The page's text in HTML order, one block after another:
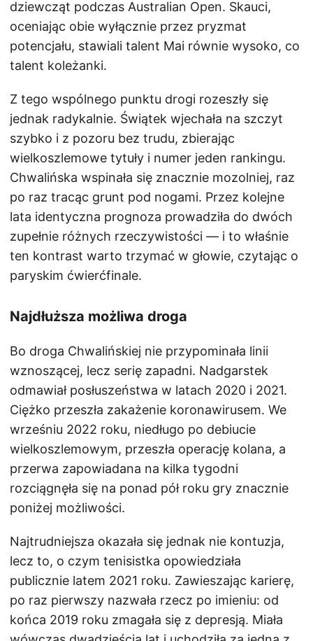
dziewcząt podczas Australian Open. Skauci,
oceniając obie wyłącznie przez pryzmat
potencjału, stawiali talent Mai równie wysoko, co
talent koleżanki.
Z tego wspólnego punktu drogi rozeszły się
jednak radykalnie. Świątek wjechała na szczyt
szybko i z pozoru bez trudu, zbierając
wielkoszlemowe tytuły i numer jeden rankingu.
Chwalińska wspinała się znacznie mozolniej, raz
po raz tracąc grunt pod nogami. Przez kolejne
lata identyczna prognoza prowadziła do dwóch
zupełnie różnych rzeczywistości — i to właśnie
ten kontrast warto trzymać w głowie, czytając o
paryskim ćwierćfinale.
Najdłuższa możliwa droga
Bo droga Chwalińskiej nie przypominała linii
wznoszącej, lecz serię zapadni. Nadgarstek
odmawiał posłuszeństwa w latach 2020 i 2021.
Ciężko przeszła zakażenie koronawirusem. We
wrześniu 2022 roku, niedługo po debiucie
wielkoszlemowym, przeszła operację kolana, a
przerwa zapowiadana na kilka tygodni
rozciągnęła się na ponad pół roku gry znacznie
poniżej możliwości.
Najtrudniejsza okazała się jednak nie kontuzja,
lecz to, o czym tenisistka opowiedziała
publicznie latem 2021 roku. Zawieszając karierę,
po raz pierwszy nazwała rzecz po imieniu: od
końca 2019 roku zmagała się z depresją. Miała